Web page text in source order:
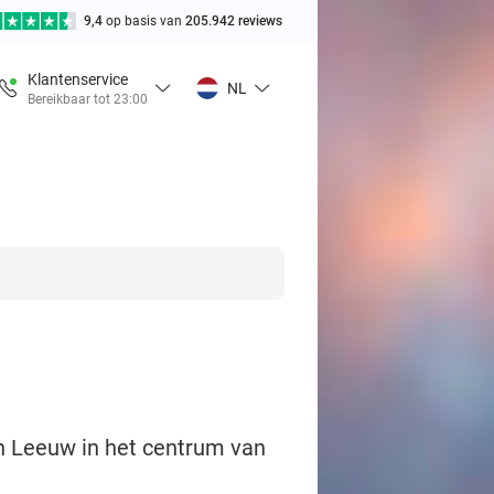
9,4 op basis van 205.942 reviews
Klantenservice
Bereikbaar tot 23:00
NL
Leeuw in het centrum van